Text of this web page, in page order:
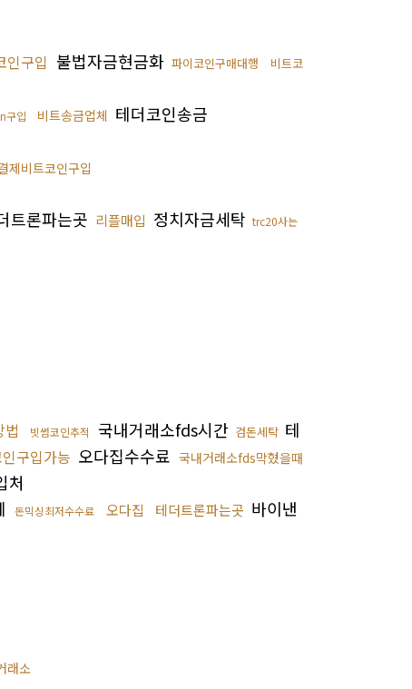
인구입 불법자금현금화 파이코인구매대행
비트코
구입 비트송금업체 테더코인송금
제비트코인구입
트론파는곳 리플매입 정치자금세탁 trc20사는
법 빗썸코인추적 국내거래소fds시간 검돈세탁 테
구입가능 오다집수수료 국내거래소fds막혔을때
처
돈믹싱최저수수료 오다집 테더트론파는곳 바이낸
래소